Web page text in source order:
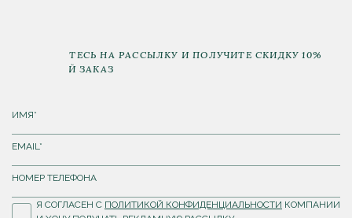
ПОДПИШИТЕСЬ НА РАССЫЛКУ И ПОЛУЧИТЕ СКИДКУ 10%
НА ПЕРВЫЙ ЗАКАЗ
Я СОГЛАСЕН С ПОЛИТИКОЙ КОНФИДЕНЦИАЛЬНОСТИ КОМПАНИИ